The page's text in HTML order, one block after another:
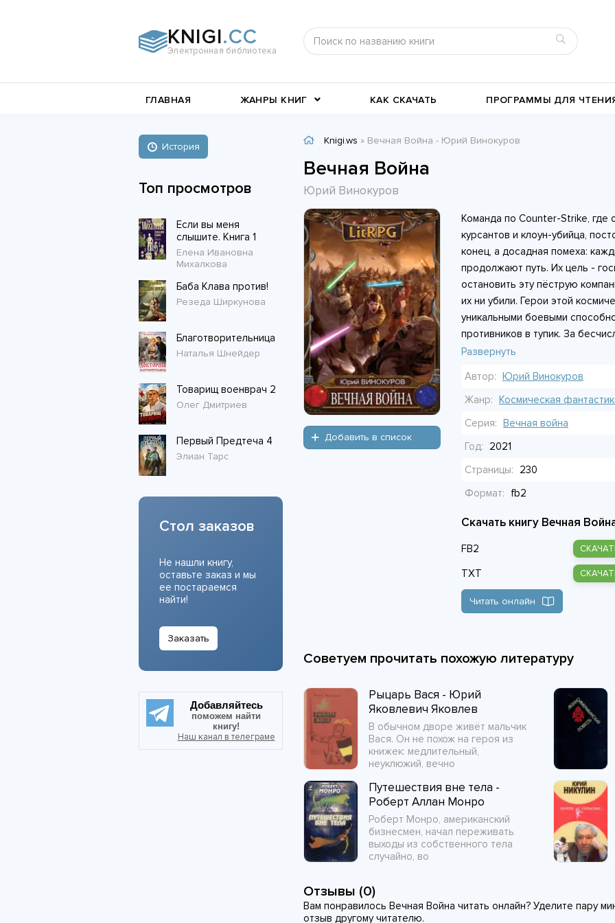
KNIGI.CC
Электронная библиотека
ГЛАВНАЯ ЖАНРЫ КНИГ
Книги о войне
Современные любовные
романы
романы
Короткие любовные романы История Классика жанра
КАК СКАЧАТЬ ПРОГРАММЫ ДЛЯ
Knigi.ws » Вечная Война - Юрий Винокуров
Вечная Война
Юрий Винокуров
Добавить в список
Команда по Counter-Strike, где
курсантов и клоун-убийца,
конец, а досадная помеха:
продолжают путь. Их цель -
остановить эту пёструю
их ни убили. Герои этой
уникальными боевыми
противников в тупик. За
скрывается одна простая
вечная война. И цена
очередная смерть.
Развернуть
Автор: Юрий Винокуров
Жанр: Космическая
Серия: Вечная война
Год:
2021
Страницы:
230
Формат:
fb2
Скачать книгу Вечная
FB2
TXT
Читать онлайн
Советуем прочитать похожую литературу
Рыцарь Вася - Юрий
Яковлевич Яковлев
В обычном дворе живёт мальчик
Вася. Он не похож на героя из
книжек: медлительный,
неуклюжий, вечно
Путешествия вне тела -
Роберт Аллан Монро
Роберт Монро, американский
бизнесмен, начал переживать
выходы из собственного тела
случайно, во
Отзывы (0)
Вам понравилось Вечная Война читать онлайн? Уделите пару
отзыв другому читателю.
История
Топ просмотров
Если вы меня
слышите. Книга 1
Елена Ивановна
Михалкова
Баба Клава против!
Резеда Ширкунова
Благотворительница
Наталья Шнейдер
Товарищ военврач 2
Олег Дмитриев
Первый Предтеча 4
Элиан Тарс
Стол заказов
Не нашли книгу,
оставьте заказ и мы
ее постараемся
найти!
Заказать
Добавляйтесь
поможем найти
книгу!
Наш канал в телеграме
Документальная